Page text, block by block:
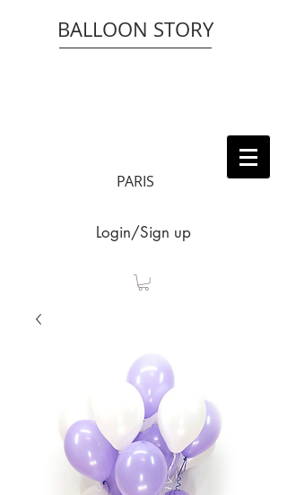
BALLOON STORY
PARIS
Login/Sign up